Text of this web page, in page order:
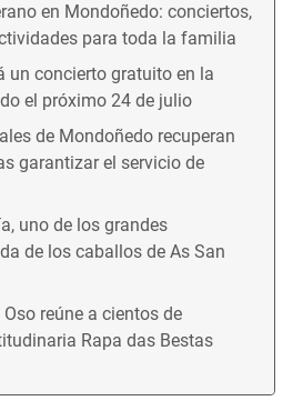
en Mondoñedo: conciertos,
para toda la familia
un concierto gratuito en la
el próximo 24 de julio
de Mondoñedo recuperan
garantizar el servicio de
uno de los grandes
de los caballos de As San
reúne a cientos de
Rapa das Bestas